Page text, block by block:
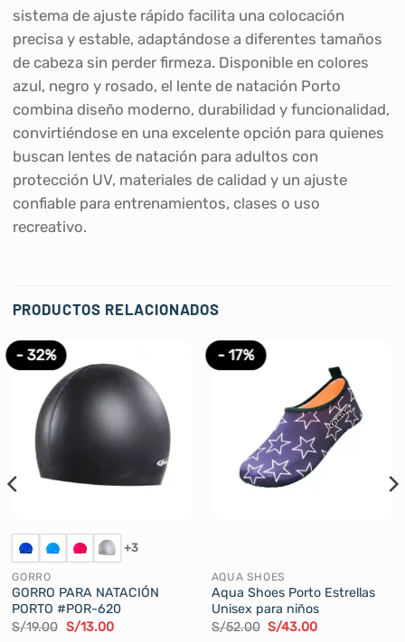
sistema de ajuste rápido facilita una colocación
precisa y estable, adaptándose a diferentes tamaños
de cabeza sin perder firmeza. Disponible en colores
azul, negro y rosado, el lente de natación Porto
combina diseño moderno, durabilidad y funcionalidad,
convirtiéndose en una excelente opción para quienes
buscan lentes de natación para adultos con
protección UV, materiales de calidad y un ajuste
confiable para entrenamientos, clases o uso
recreativo.
PRODUCTOS RELACIONADOS
- 32%
+3
GORRO
GORRO PARA NATACIÓN
PORTO #POR-620
S/19.00 El
S/13.00El
- 17%
AQUA SHOES
Aqua Shoes Porto Estrellas
Unisex para niños
S/52.00 El
S/43.00El